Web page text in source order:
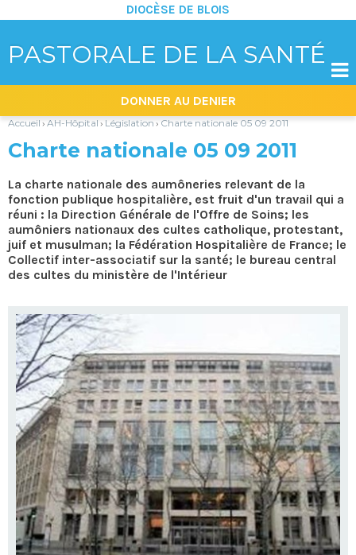
PASTORALE DE LA SANTÉ
DIOCÈSE DE BLOIS
|
Aller
navigation
DONNER AU DENIER

Accueil › AH-Hôpital › Législation › Charte nationale 05 09 2011
Charte nationale 05 09 2011
La charte nationale des aumôneries relevant de la
fonction publique hospitalière, est fruit d'un travail qui a
réuni : la Direction Générale de l'Offre de Soins; les
aumôniers nationaux des cultes catholique, protestant,
juif et musulman; la Fédération Hospitalière de France; le
Collectif inter-associatif sur la santé; le bureau central
des cultes du ministère de l'Intérieur